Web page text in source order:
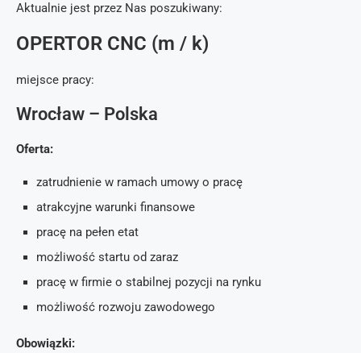
Aktualnie jest przez Nas poszukiwany:
OPERTOR CNC (m / k)
miejsce pracy:
Wrocław – Polska
Oferta:
zatrudnienie w ramach umowy o pracę
atrakcyjne warunki finansowe
pracę na pełen etat
możliwość startu od zaraz
pracę w firmie o stabilnej pozycji na rynku
możliwość rozwoju zawodowego
Obowiązki: